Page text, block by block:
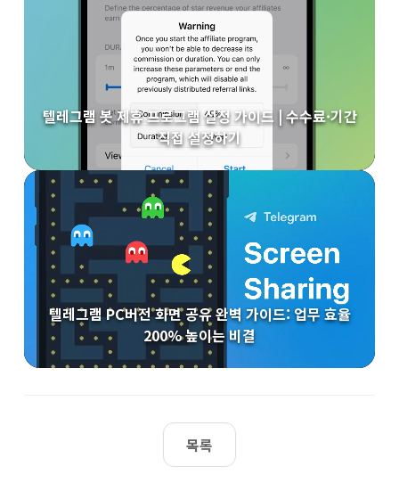
텔레그램 봇 제휴 프로그램 설정 가이드 | 수수료·기간
직접 설정하기
텔레그램 PC버전 화면 공유 완벽 가이드: 업무 효율
200% 높이는 비결
목록